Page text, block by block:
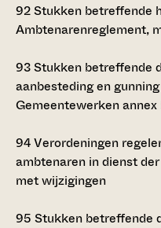
92Stukken betreffende
Ambtenarenreglement,
93Stukken betreffende
aanbesteding en
Gemeentewerken
94Verordeningen
ambtenaren in dienst
met wijzigingen
95 Stukken betreffende